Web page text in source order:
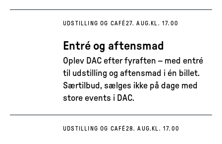
UDSTILLING OG CAFÉ27. AUG. KL. 17.00
Entré og aftensmad
Oplev DAC efter fyraften – med entré
til udstilling og aftensmad i én billet.
Særtilbud, sælges ikke på dage med
store events i DAC.
UDSTILLING OG CAFÉ28. AUG. KL. 17.00